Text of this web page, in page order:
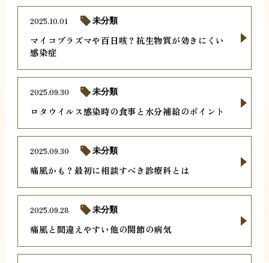
マイコプラズマや百日咳？抗生物質が効きにくい
感染症
2025.10.01 未分類
ロタウイルス感染時の食事と水分補給のポイント
2025.09.30 未分類
痛風かも？最初に相談すべき診療科とは
2025.09.30 未分類
痛風と間違えやすい他の関節の病気
2025.09.28 未分類